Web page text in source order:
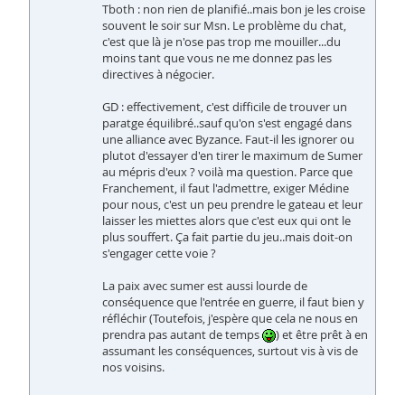
Tboth : non rien de planifié..mais bon je les croise
souvent le soir sur Msn. Le problème du chat,
c'est que là je n'ose pas trop me mouiller...du
moins tant que vous ne me donnez pas les
directives à négocier.
GD : effectivement, c'est difficile de trouver un
paratge équilibré..sauf qu'on s'est engagé dans
une alliance avec Byzance. Faut-il les ignorer ou
plutot d'essayer d'en tirer le maximum de Sumer
au mépris d'eux ? voilà ma question. Parce que
Franchement, il faut l'admettre, exiger Médine
pour nous, c'est un peu prendre le gateau et leur
laisser les miettes alors que c'est eux qui ont le
plus souffert. Ça fait partie du jeu..mais doit-on
s'engager cette voie ?
La paix avec sumer est aussi lourde de
conséquence que l'entrée en guerre, il faut bien y
réfléchir (Toutefois, j'espère que cela ne nous en
prendra pas autant de temps
) et être prêt à en
assumant les conséquences, surtout vis à vis de
nos voisins.